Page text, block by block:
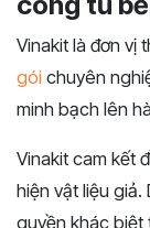
Vinakit là đơn vị
gói chuyên
minh bạch lên
Vinakit cam kết
hiện vật liệu
quyền khác biệt